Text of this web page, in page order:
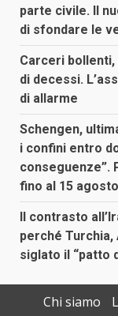
parte civile. Il
di sfondare le
Carceri
di decessi.
di allarme
Schengen,
i confini entro
conseguenze”.
fino al 15
Il contrasto
perché Turchia,
siglato il “patto
Chi siamo